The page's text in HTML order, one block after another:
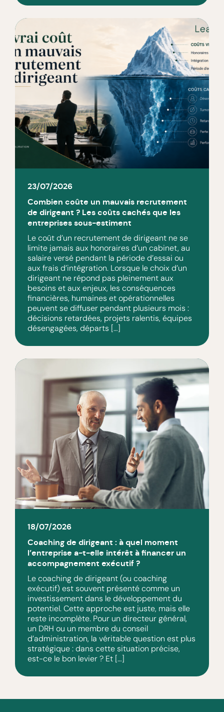
23/07/2026
Combien coûte un mauvais recrutement
de dirigeant ? Les coûts cachés que les
entreprises sous-estiment
Le coût d’un recrutement de dirigeant ne se
limite jamais aux honoraires d’un cabinet, au
salaire versé pendant la période d’essai ou
aux frais d’intégration. Lorsque le choix d’un
dirigeant ne répond pas pleinement aux
besoins et aux enjeux, les conséquences
financières, humaines et opérationnelles
peuvent se diffuser pendant plusieurs mois :
décisions retardées, projets ralentis, équipes
désengagées, départs […]
18/07/2026
Coaching de dirigeant : à quel moment
l’entreprise a-t-elle intérêt à financer un
accompagnement exécutif ?
Le coaching de dirigeant (ou coaching
exécutif) est souvent présenté comme un
investissement dans le développement du
potentiel. Cette approche est juste, mais elle
reste incomplète. Pour un directeur général,
un DRH ou un membre du conseil
d’administration, la véritable question est plus
stratégique : dans cette situation précise,
est-ce le bon levier ? Et […]